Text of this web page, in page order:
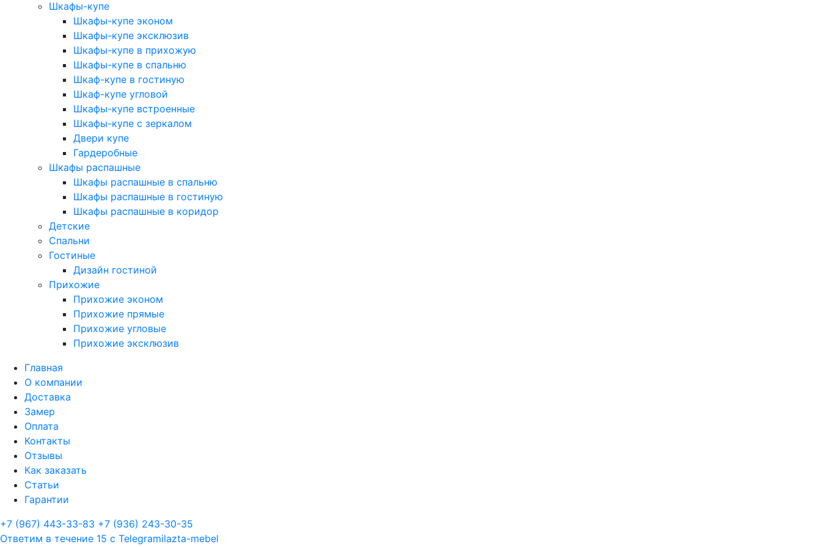
Шкафы-купе
Шкафы-купе эконом
Шкафы-купе эксклюзив
Шкафы-купе в прихожую
Шкафы-купе в спальню
Шкаф-купе в гостиную
Шкаф-купе угловой
Шкафы-купе встроенные
Шкафы-купе с зеркалом
Двери купе
Гардеробные
Шкафы распашные
Шкафы распашные в спальню
Шкафы распашные в гостиную
Шкафы распашные в коридор
Детские
Спальни
Гостиные
Дизайн гостиной
Прихожие
Прихожие эконом
Прихожие прямые
Прихожие угловые
Прихожие эксклюзив
Главная
О компании
Доставка
Замер
Оплата
Контакты
Отзывы
Как заказать
Статьи
Гарантии
+7 (967) 443-33-83 +7 (936) 243-30-35
Ответим в течение 15 с Telegramilazta-mebel